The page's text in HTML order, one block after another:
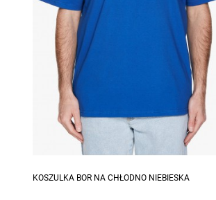
KOSZULKA BOR NA CHŁODNO NIEBIESKA